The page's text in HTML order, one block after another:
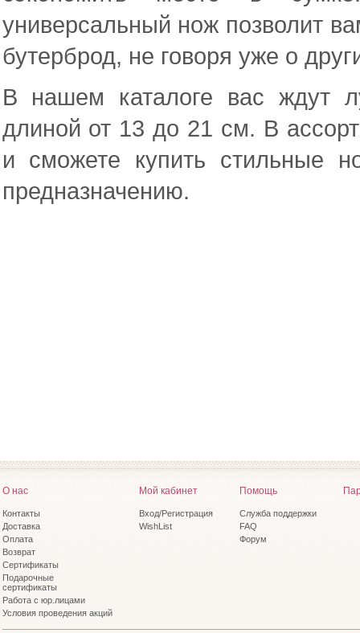
универсальный нож позволит
бутерброд, не говоря уже о
В нашем каталоге вас ждут
длиной от 13 до 21 см. В
и сможете купить стильные
предназначению.
О нас
Контакты
Доставка
Оплата
Возврат
Сертификаты
Подарочные
сертификаты
Работа с юр.лицами
Условия проведения акций
Мой кабинет
Вход/Регистрация
WishList
Помощь
Служба поддержки
FAQ
Форум